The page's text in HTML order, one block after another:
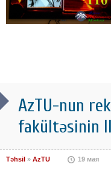
AzTU-nun
fakültəsinin
Təhsil » AzTU 19 мая